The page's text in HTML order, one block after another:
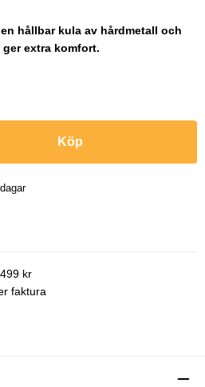
hållbar kula av hårdmetall och
extra komfort.
Köp
kr
faktura